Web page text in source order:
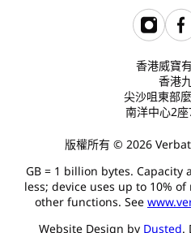
香港威寶
香港
尖沙咀東部
南洋中心2
版權所有 © 2026
GB = 1 billion bytes.
less; device uses up to 10%
other functions. See
Website Design by Dusted.